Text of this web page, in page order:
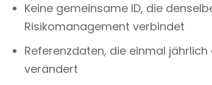
Keine gemeinsame ID, die
Risikomanagement verbindet
Referenzdaten, die einmal
verändert